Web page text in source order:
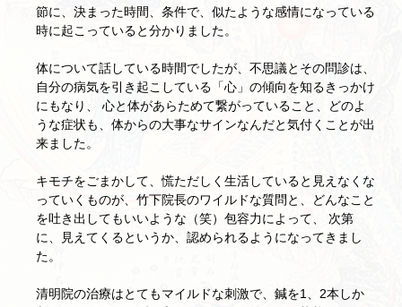
節に、決まった時間、条件で、似たような感情になっている
時に起こっていると分かりました。
体について話している時間でしたが、不思議とその問診は、
自分の病気を引き起こしている「心」の傾向を知るきっかけ
にもなり、 心と体があらためて繋がっていること、どのよ
うな症状も、体からの大事なサインなんだと気付くことが出
来ました。
キモチをごまかして、慌ただしく生活していると見えなくな
っていくものが、竹下院長のワイルドな質問と、どんなこと
を吐き出してもいいような（笑）包容力によって、 次第
に、見えてくるというか、認められるようになってきまし
た。
清明院の治療はとてもマイルドな刺激で、鍼を1、2本しか